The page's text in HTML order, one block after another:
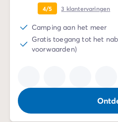
4/5 3 klantervaringen
Camping aan het meer
Gratis toegang tot het
voorwaarden)